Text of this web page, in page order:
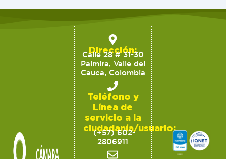
Dirección:
Calle 28 # 31-30
Palmira, Valle del
Cauca, Colombia
Teléfono y
Línea de
servicio a la
ciudadanía/usuario:
(+57) 602-
2806911